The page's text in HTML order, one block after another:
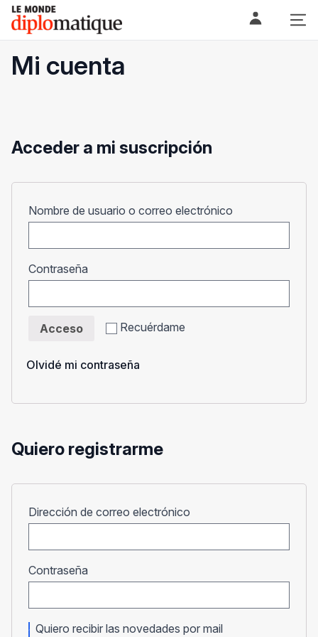
Skip
content
Le monde diplomatique
Mi cuenta
Acceder a mi suscripción
Nombre de usuario o correo electrónico
Contraseña
Recuérdame
Acceso
Olvidé mi contraseña
Quiero registrarme
Dirección de correo electrónico
Contraseña
Quiero recibir las novedades por mail